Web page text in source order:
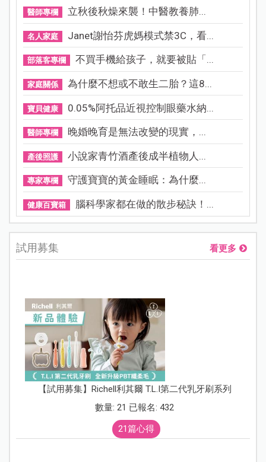
醫師專欄 立秋後秋燥來襲！中醫教養肺...
名人家庭 Janet謝怡芬虎媽模式禁3C，看...
部落客專欄 不買手機給孩子，就要被貼「...
家庭關係 為什麼不想或不敢生二胎？這8...
寶貝健康 0.05%阿托品近視控制眼藥水納...
醫師專欄 晚婚晚育是無法改變的現實，...
產後照護 小說家青竹酒產後成半植物人...
專家專欄 守護寶寶的黃金睡眠：為什麼...
健康百寶箱 腦科學家都在做的散步秘訣！...
試用募集 看更多
【試用募集】Richell利其爾 T.L.I第二代乳牙刷系列
數量: 21 已報名: 432
21篇心得